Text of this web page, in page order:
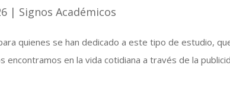
| Signos Académicos
quienes se han dedicado a este tipo de estudio,
en la vida cotidiana a través de la